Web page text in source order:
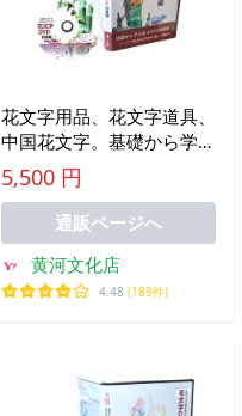
花文字用品、花文字道具、
中国花文字。基礎から学ぶ
花文字の初級編！開運花文
字講座DVD初級編 基礎か
ら学ぶ花文字の初級編！開
運花文字講座DVD初級編
5,500 円
通販ページへ
黄河文化店
4.48 (189件)